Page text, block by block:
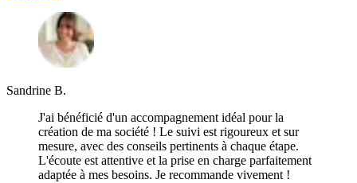
Sandrine B.
J'ai bénéficié d'un accompagnement idéal pour la
création de ma société ! Le suivi est rigoureux et sur
mesure, avec des conseils pertinents à chaque étape.
L'écoute est attentive et la prise en charge parfaitement
adaptée à mes besoins. Je recommande vivement !